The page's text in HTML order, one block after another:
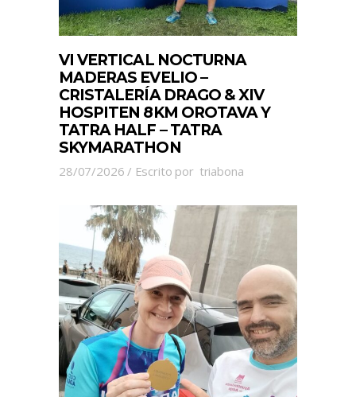
VI VERTICAL NOCTURNA
MADERAS EVELIO –
CRISTALERÍA DRAGO & XIV
HOSPITEN 8KM OROTAVA Y
TATRA HALF – TATRA
SKYMARATHON
28/07/2026 Escrito por triabona